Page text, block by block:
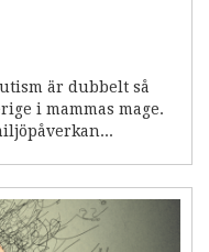
är dubbelt så
i mammas mage.